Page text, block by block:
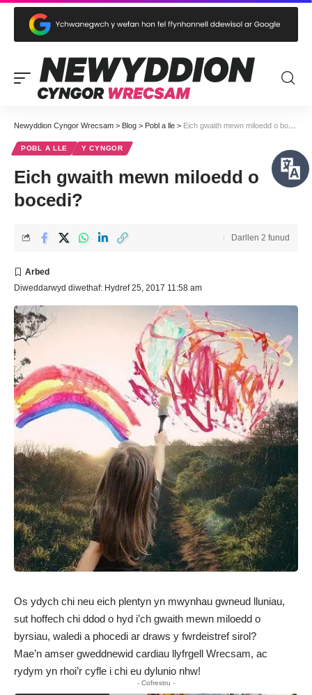
Newyddion Cyngor Wrecsam > Blog > Pobl a lle > Eich gwaith mewn miloedd o bocedi?
POBL A LLE Y CYNGOR
Eich gwaith mewn miloedd o
bocedi?
Diweddarwyd diwethaf: Hydref 25, 2017 11:58 am
Darllen 2 funud
Os ydych chi neu eich plentyn yn mwynhau gwneud lluniau,
sut hoffech chi ddod o hyd i’ch gwaith mewn miloedd o
byrsiau, waledi a phocedi ar draws y fwrdeistref sirol?
Mae’n amser gweddnewid cardiau llyfrgell Wrecsam, ac
rydym yn rhoi’r cyfle i chi eu dylunio nhw!
- Cofrestru -